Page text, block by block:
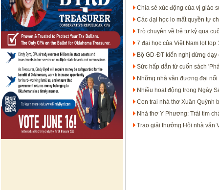
Chia sẻ xúc động của vị giáo
Các đại học lo mất quyền tự
Trò chuyện về trẻ tự kỷ qua
7 đại học của Việt Nam lọt
Bộ GD-ĐT kiến nghị dừng
Sức hấp dẫn từ cuốn sách
Những nhà văn đương đại nổi
Nhiều hoạt động trong Ngày
Con trai nhà thơ Xuân Quỳnh
Nhà thơ Y Phương: Trái tim
Trao giải thưởng Hội nhà văn